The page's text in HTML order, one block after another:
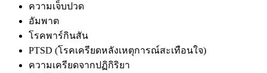
ความเจ็บปวด
อัมพาต
โรคพาร์กินสัน
PTSD (โรคเครียดหลังเหตุการณ์สะเทือนใจ)
ความเครียดจากปฏิกิริยา